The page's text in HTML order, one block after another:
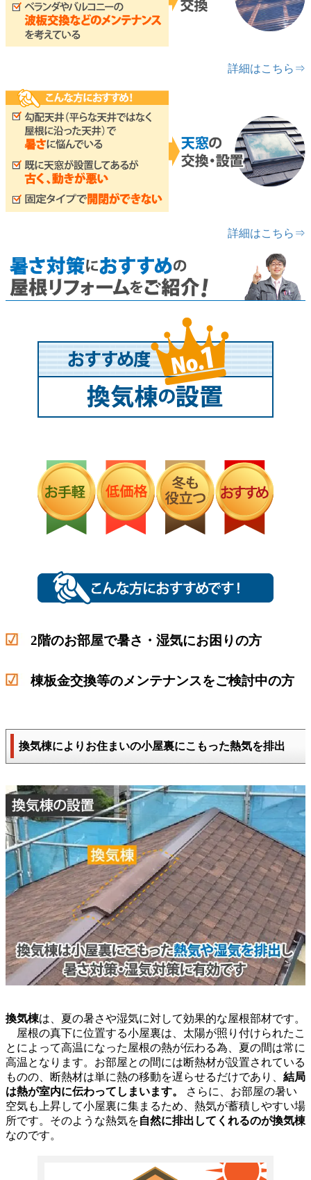
詳細はこちら⇒
詳細はこちら⇒
2階のお部屋で暑さ・湿気にお困りの方
棟板金交換等のメンテナンスをご検討中の方
換気棟によりお住まいの小屋裏にこもった熱気を排出
換気棟は、夏の暑さや湿気に対して効果的な屋根部材です。
屋根の真下に位置する小屋裏は、太陽が照り付けられたこ
とによって高温になった屋根の熱が伝わる為、夏の間は常に
高温となります。お部屋との間には断熱材が設置されている
ものの、断熱材は単に熱の移動を遅らせるだけであり、 結局
は熱が室内に伝わってしまいます。
さらに、お部屋の暑い
空気も上昇して小屋裏に集まるため、熱気が蓄積しやすい場
所です。そのような熱気を自然に排出してくれるのが換気棟
なのです。